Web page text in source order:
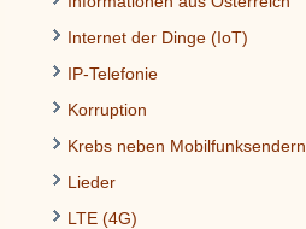
Internet der Dinge (IoT)
IP-Telefonie
Korruption
Krebs neben Mobilfunksendern
Lieder
LTE (4G)